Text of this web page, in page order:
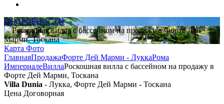
ПОДРОБНОСТИ
Карта Фото
ГлавнаяПродажаФорте Дей Марми - ЛуккаРома
ИмпериалеВиллаРоскошная вилла с бассейном на продажу в
Форте Дей Марми, Тоскана
Villa Dunia - Лукка, Форте Дей Марми - Тоскана
Цена Договорная